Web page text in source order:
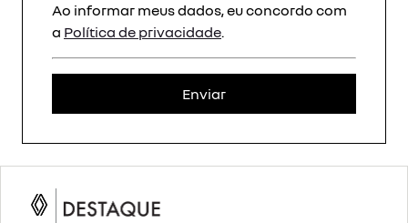
Ao informar meus dados, eu concordo com
a Política de privacidade.
Enviar